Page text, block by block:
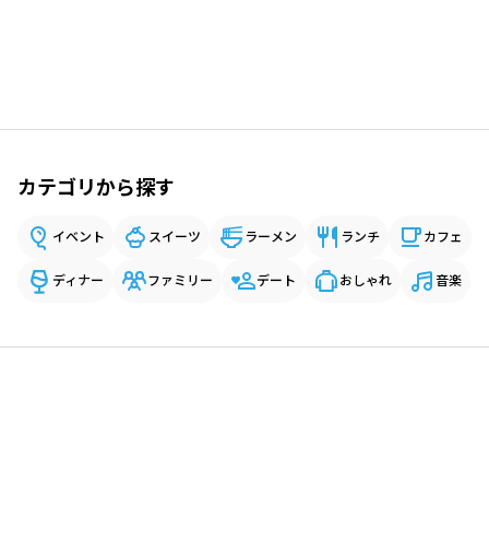
カテゴリから探す
イベント スイーツ ラーメン ランチ カフェ
ディナー ファミリー デート おしゃれ 音楽